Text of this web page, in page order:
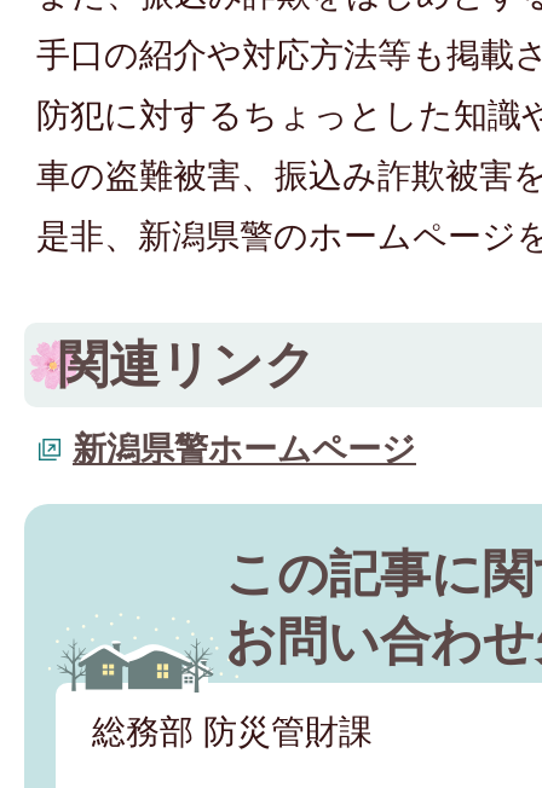
手口の紹介や対応方法等も掲載
防犯に対するちょっとした知識
車の盗難被害、振込み詐欺被害
是非、新潟県警のホームページ
関連リンク
新潟県警ホームページ
この記事に
お問い合わ
総務部 防災管財課